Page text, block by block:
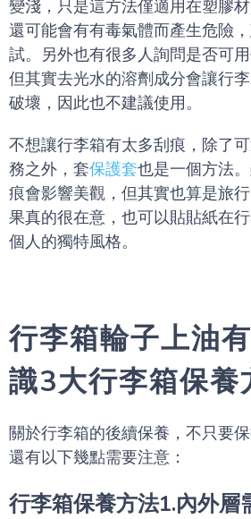
變淺，只是這方法僅適用在塑膠
還可能會有有毒氣體而產生危險
試。另外也有很多人詢問是否可
但其實去光水的溶劑成分會讓行
破壞，因此也不建議使用。
不想讓行李箱有太多刮痕，除了
務之外，套保護套也是一個方法
痕會影響美觀，但其實也算是旅
果真的很在意，也可以貼貼紙在
個人的獨特風格。
行李箱輪子上油
識3大行李箱保養
關於行李箱的後續保養，不只要
還有以下幾點需要注意：
行李箱保養方法1.內外層